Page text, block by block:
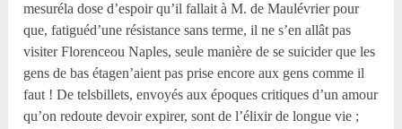
mesuréla dose d’espoir qu’il fallait à M. de Maulévrier pour
que, fatiguéd’une résistance sans terme, il ne s’en allât pas
visiter Florenceou Naples, seule manière de se suicider que les
gens de bas étagen’aient pas prise encore aux gens comme il
faut ! De telsbillets, envoyés aux époques critiques d’un amour
qu’on redoute devoir expirer, sont de l’élixir de longue vie ;